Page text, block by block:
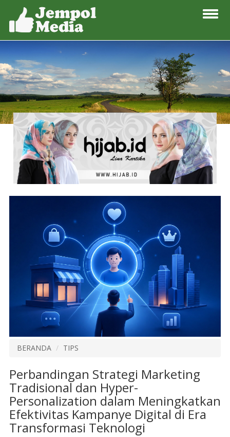
BERANDA TIPS
Perbandingan Strategi Marketing
Tradisional dan Hyper-
Personalization dalam Meningkatkan
Efektivitas Kampanye Digital di Era
Transformasi Teknologi